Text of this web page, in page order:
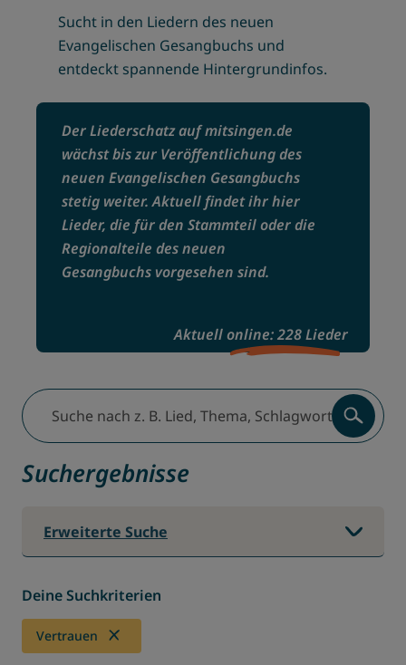
Sucht in den Liedern des neuen
Evangelischen Gesangbuchs und
entdeckt spannende Hintergrundinfos.
Der Liederschatz auf mitsingen.de
wächst bis zur Veröffentlichung des
neuen Evangelischen Gesangbuchs
stetig weiter. Aktuell findet ihr hier
Lieder, die für den Stammteil oder die
Regionalteile des neuen
Gesangbuchs vorgesehen sind.
Aktuell online: 228 Lieder
Suche nach z. B. Lied, Thema, Schlagwort,
Suchergebnisse
Erweiterte Suche
Deine Suchkriterien
Vertrauen